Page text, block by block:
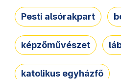
Pesti alsórakpart
képzőművészet
katolikus egyházfő